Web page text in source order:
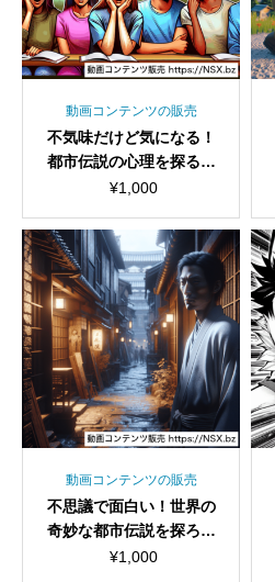
動画コンテンツの販売
不気味だけど気になる！
都市伝説の心理を探るシ
ョート動画セット
¥1,000
動画コンテンツの販売
不思議で面白い！世界の
奇妙な都市伝説を探ろう
ショート動画セット
¥1,000